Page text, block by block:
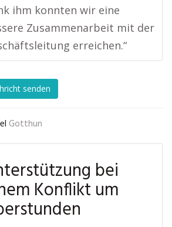
ihm konnten wir eine
Zusammenarbeit mit der
erreichen.“
senden
Gotthun
bei
Konflikt um